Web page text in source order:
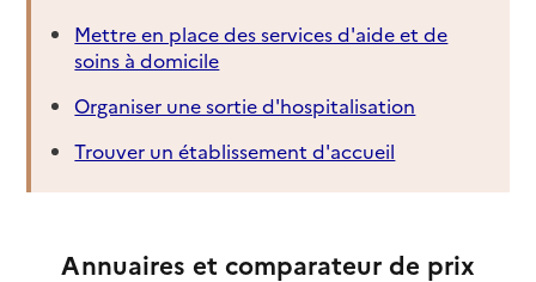
Mettre en place des services d'aide et de
soins à domicile
Organiser une sortie d'hospitalisation
Trouver un établissement d'accueil
Annuaires et comparateur de prix